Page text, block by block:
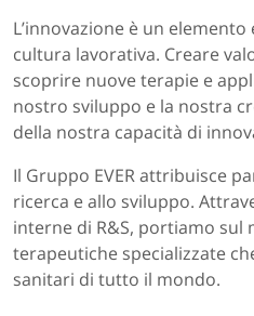
L’innovazione è un
cultura lavorativa. Creare
scoprire nuove terapie e
nostro sviluppo e la nostra
della nostra capacità di
Il Gruppo EVER attribuisce
ricerca e allo sviluppo.
interne di R&S, portiamo sul
terapeutiche specializzate
sanitari di tutto il mondo.